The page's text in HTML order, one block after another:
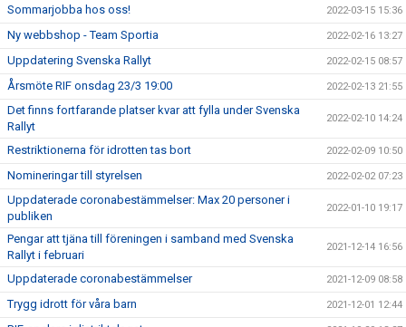
Sommarjobba hos oss! 2022-03-15 15:36
Ny webbshop - Team Sportia 2022-02-16 13:27
Uppdatering Svenska Rallyt 2022-02-15 08:57
Årsmöte RIF onsdag 23/3 19:00 2022-02-13 21:55
Det finns fortfarande platser kvar att fylla under Svenska
Rallyt
2022-02-10 14:24
Restriktionerna för idrotten tas bort 2022-02-09 10:50
Nomineringar till styrelsen 2022-02-02 07:23
Uppdaterade coronabestämmelser: Max 20 personer i
publiken
2022-01-10 19:17
Pengar att tjäna till föreningen i samband med Svenska
Rallyt i februari
2021-12-14 16:56
Uppdaterade coronabestämmelser 2021-12-09 08:58
Trygg idrott för våra barn 2021-12-01 12:44